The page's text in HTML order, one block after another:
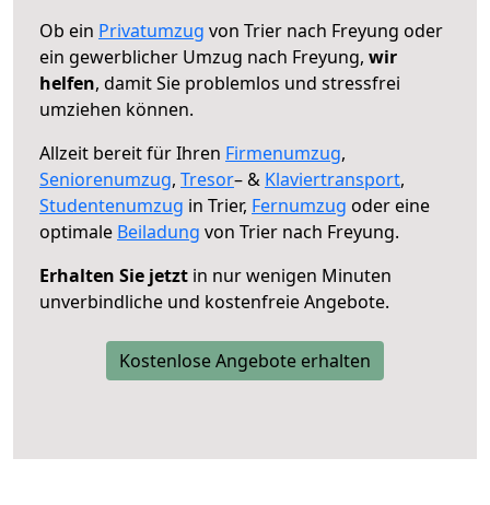
Ob ein Privatumzug von Trier nach Freyung oder
ein gewerblicher Umzug nach Freyung, wir
helfen, damit Sie problemlos und stressfrei
umziehen können.
Allzeit bereit für Ihren Firmenumzug,
Seniorenumzug, Tresor– & Klaviertransport,
Studentenumzug in Trier, Fernumzug oder eine
optimale Beiladung von Trier nach Freyung.
Erhalten Sie jetzt in nur wenigen Minuten
unverbindliche und kostenfreie Angebote.
Kostenlose Angebote erhalten